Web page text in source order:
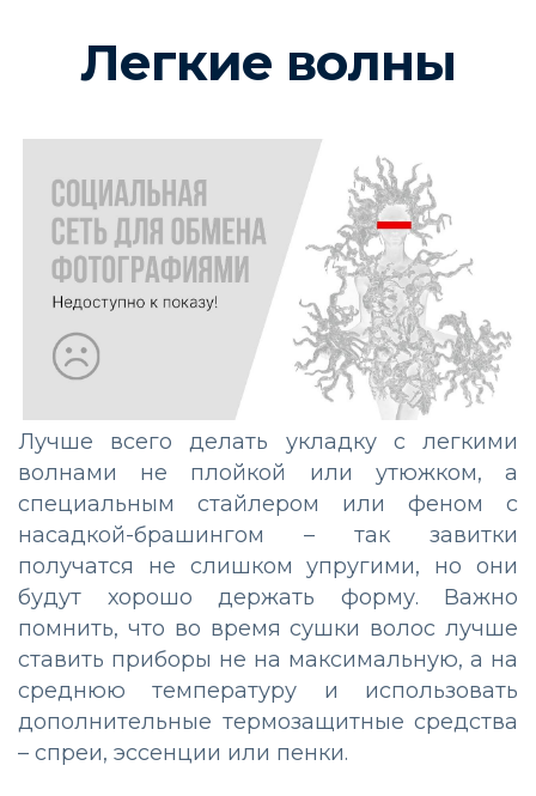
Легкие волны
Лучше всего делать укладку с легкими
волнами не плойкой или утюжком, а
специальным стайлером или феном с
насадкой-брашингом – так завитки
получатся не слишком упругими, но они
будут хорошо держать форму. Важно
помнить, что во время сушки волос лучше
ставить приборы не на максимальную, а на
среднюю температуру и использовать
дополнительные термозащитные средства
– спреи, эссенции или пенки.